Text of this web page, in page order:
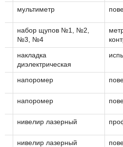
мультиметр
набор щупов №1, №2,
№3, №4
накладка
диэлектрическая
напоромер
напоромер
нивелир лазерный
нивелир лазерный